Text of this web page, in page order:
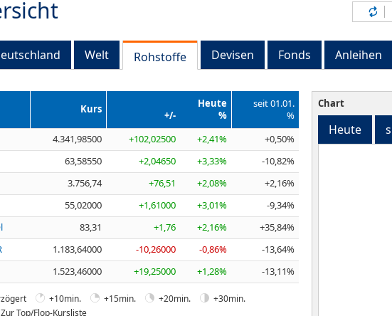
Welt Rohstoffe Devisen Fonds Anleihen
Kurs Heute
seit 01.01.
+/-
%
%
4.341,98500 +102,02500 +2,41%
+0,50%
63,58550 +2,04650 +3,33%
-10,82%
3.756,74 +76,51 +2,08%
+2,16%
55,02000 +1,61000 +3,01%
-9,34%
83,31 +1,76 +2,16%
+35,84%
1.183,64000 -10,26000 -0,86%
-13,64%
1.523,46000 +19,25000 +1,28% -13,11%
+10min. +15min. +20min.
+30min.
Zur Top/Flop-Kursliste
Chart
Heute